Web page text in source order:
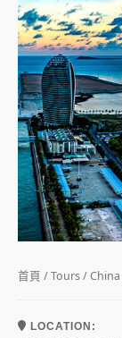
首頁 /Tours/China
LOCATION: